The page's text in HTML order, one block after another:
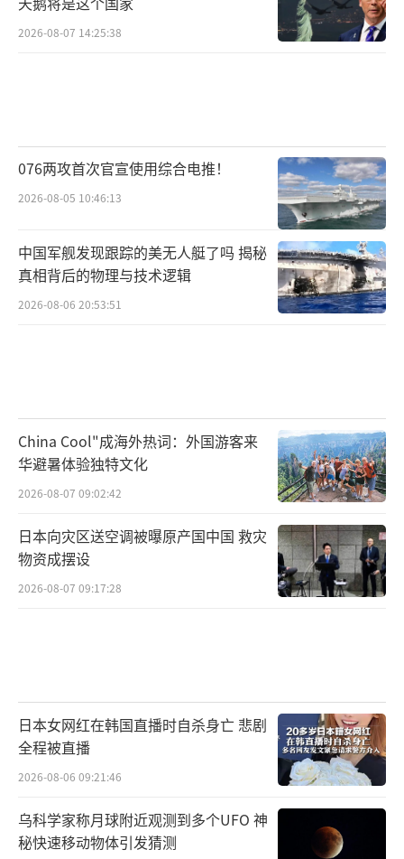
2026-08-07 14:25:38
076两攻首次官宣使用综合电推！
2026-08-05 10:46:13
中国军舰发现跟踪的美无人艇了吗 揭秘
真相背后的物理与技术逻辑
2026-08-06 20:53:51
China Cool"成海外热词：外国游客来
华避暑体验独特文化
2026-08-07 09:02:42
日本向灾区送空调被曝原产国中国 救灾
物资成摆设
2026-08-07 09:17:28
日本女网红在韩国直播时自杀身亡 悲剧
全程被直播
2026-08-06 09:21:46
乌科学家称月球附近观测到多个UFO 神
秘快速移动物体引发猜测